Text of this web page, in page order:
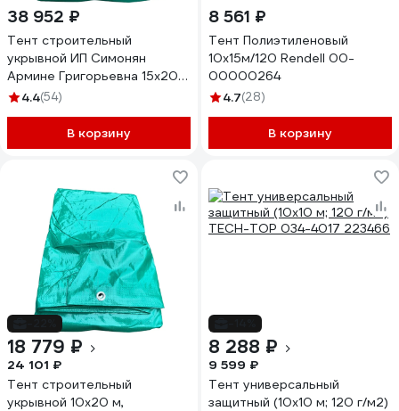
38 952 ₽
Тент строительный
укрывной ИП Симонян
Армине Григорьевна 15х20 м
120_15х20
4.4(54)
В корзину
8 561 ₽
Тент Полиэтиленовый
10х15м/120 Rendell 00-
00000264
4.7(28)
В корзину
18 779 ₽
24 101 ₽
Тент строительный
укрывной 10х20 м,
8 288 ₽
9 599 ₽
Тент универсальный
защитный (10х10 м; 120 г/м2)